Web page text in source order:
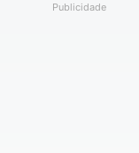
Publicidade